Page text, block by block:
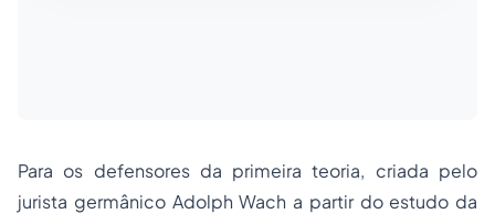
Para os defensores da primeira teoria, criada pelo
jurista germânico Adolph Wach a partir do estudo da